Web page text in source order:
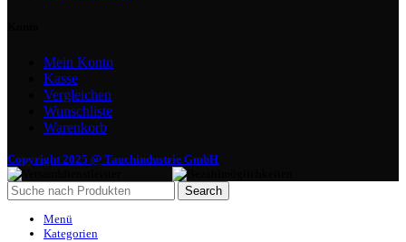
Mein Konto
Kasse
Vergleichen
Wunschliste
Warenkorb
Copyright 2025 @ Tauchindustrie GmbH
Search
Menü
Kategorien